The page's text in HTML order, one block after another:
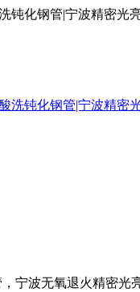
钝化钢管|宁波精密光
宁波无氧退火精密光